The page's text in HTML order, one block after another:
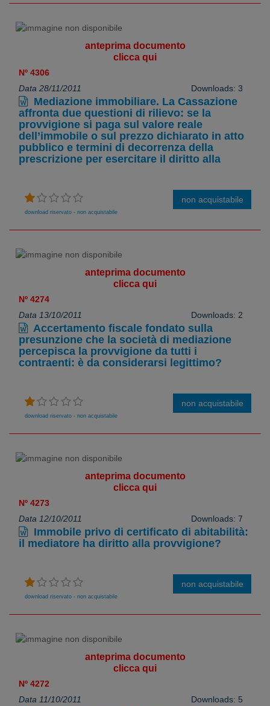
anteprima documento
clicca qui
Nº 4306
Data 28/11/2011
Downloads: 3
Mediazione immobiliare. La Cassazione
affronta due questioni di rilievo: se la
provvigione si paga sul valore reale
dell’immobile o sul prezzo dichiarato in atto
pubblico e termini di decorrenza della
prescrizione per esercitare il diritto alla
download riservato - non acquistabile
non acquistabile
anteprima documento
clicca qui
Nº 4274
Data 13/10/2011
Downloads: 2
Accertamento fiscale fondato sulla
presunzione che la società di mediazione
percepisca la provvigione da tutti i
contraenti: è da considerarsi legittimo?
download riservato - non acquistabile
non acquistabile
anteprima documento
clicca qui
Nº 4273
Data 12/10/2011
Downloads: 7
Immobile privo di certificato di abitabilità:
il mediatore ha diritto alla provvigione?
download riservato - non acquistabile
non acquistabile
anteprima documento
clicca qui
Nº 4272
Data 11/10/2011
Downloads: 5